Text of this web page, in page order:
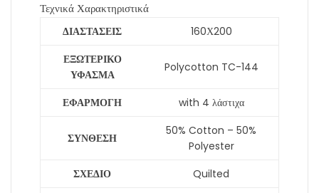
Τεχνικά Χαρακτηριστικά
ΔΙΑΣΤΑΣΕΙΣ
160Χ200
ΕΞΩΤΕΡΙΚΟ
ΥΦΑΣΜΑ
Polycotton TC-144
ΕΦΑΡΜΟΓΗ with 4 λάστιχα
ΣΥΝΘΕΣΗ
50% Cotton – 50%
Polyester
ΣΧΕΔΙΟ
Quilted